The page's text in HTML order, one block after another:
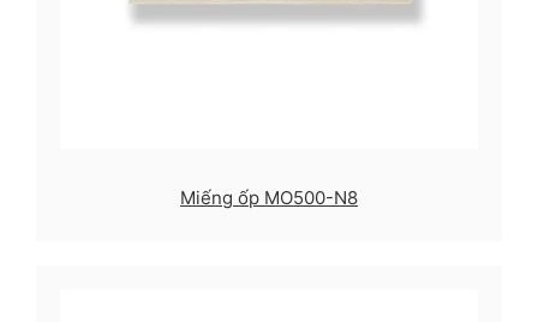
Miếng ốp MO500-N8